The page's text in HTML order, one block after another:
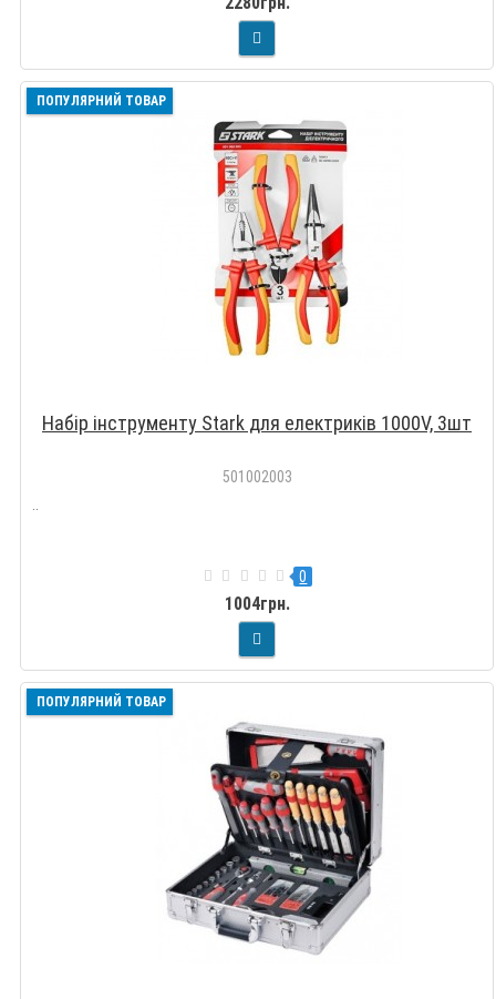
ПОПУЛЯРНИЙ ТОВАР
Набір інструменту Stark для електриків 1000V, 3шт
501002003
0
1004грн.
ПОПУЛЯРНИЙ ТОВАР